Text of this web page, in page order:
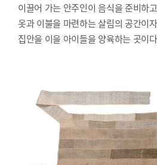
이끌어 가는 안주인이 음식을 준비하
옷과 이불을 마련하는 살림의 공간이
집안을 이을 아이들을 양육하는 곳이